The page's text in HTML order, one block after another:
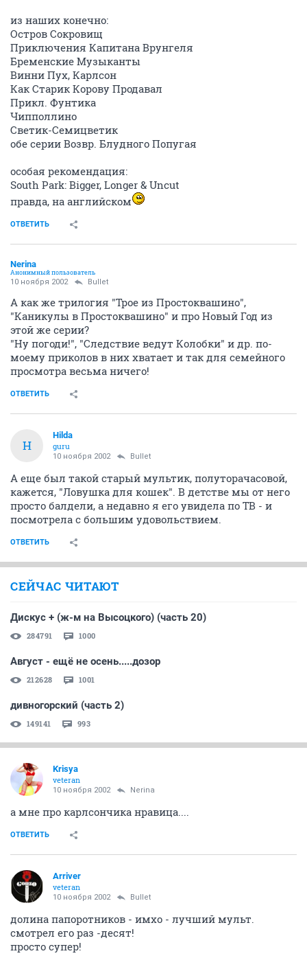
из наших конечно:
Остров Сокровищ
Приключения Капитана Врунгеля
Бременские Музыканты
Винни Пух, Карлсон
Как Старик Корову Продавал
Прикл. Фунтика
Чипполлино
Светик-Семицветик
обе серии Возвр. Блудного Попугая
особая рекомендация:
South Park: Bigger, Longer & Uncut
правда, на английском
ОТВЕТИТЬ
Nerina
Анонимный пользователь
10 ноября 2002 Bullet
А как же трилогия "Трое из Простоквашино",
"Каникулы в Простоквашино" и про Новый Год из
этой же серии?
"Ну погоди!", "Следствие ведут Колобки" и др. по-
моему приколов в них хватает и так для семейного
просмотра весьма ничего!
ОТВЕТИТЬ
H
Hilda
guru
10 ноября 2002 Bullet
А еще был такой старый мультик, полуторачасовой,
кажется, "Ловушка для кошек". В детстве мы от него
просто балдели, а недавно я его увидела по ТВ - и
посмотрела с большим удовольствием.
ОТВЕТИТЬ
СЕЙЧАС ЧИТАЮТ
Дискус + (ж-м на Высоцкого) (часть 20)
284791 1000
Август - ещё не осень.....дозор
212628 1001
дивногорский (часть 2)
149141 993
Krisya
veteran
10 ноября 2002 Nerina
а мне про карлсончика нравица....
ОТВЕТИТЬ
Arriver
veteran
10 ноября 2002 Bullet
долина папоротников - имхо - лучший мульт.
смотрел его раз -десят!
просто супер!